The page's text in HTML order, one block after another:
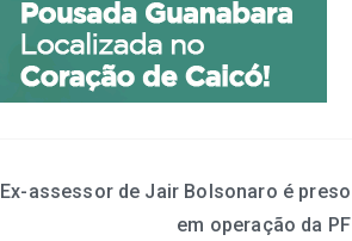
Ex-assessor de Jair Bolsonaro é preso
em operação da PF